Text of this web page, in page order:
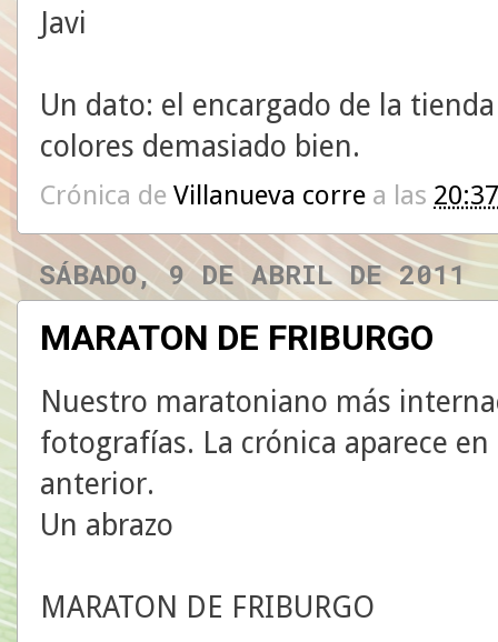
Javi
Un dato: el encargado de la
colores demasiado bien.
Crónica de Villanueva corre a las 20:37
SÁBADO, 9 DE ABRIL DE 2011
MARATON DE FRIBURGO
Nuestro maratoniano más
fotografías. La crónica aparece
anterior.
Un abrazo
MARATON DE FRIBURGO